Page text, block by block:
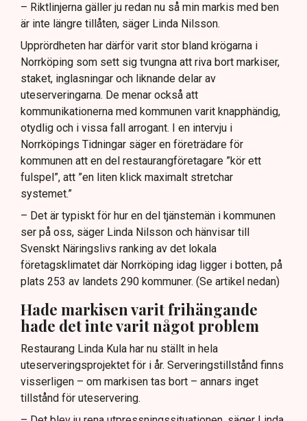
– Riktlinjerna gäller ju redan nu så min markis med ben
är inte längre tillåten, säger Linda Nilsson.
Upprördheten har därför varit stor bland krögarna i
Norrköping som sett sig tvungna att riva bort markiser,
staket, inglasningar och liknande delar av
uteserveringarna. De menar också att
kommunikationerna med kommunen varit knapphändig,
otydlig och i vissa fall arrogant. I en intervju i
Norrköpings Tidningar säger en företrädare för
kommunen att en del restaurangföretagare ”kör ett
fulspel”, att ”en liten klick maximalt stretchar
systemet.”
– Det är typiskt för hur en del tjänstemän i kommunen
ser på oss, säger Linda Nilsson och hänvisar till
Svenskt Näringslivs ranking av det lokala
företagsklimatet där Norrköping idag ligger i botten, på
plats 253 av landets 290 kommuner. (Se artikel nedan)
Hade markisen varit frihängande
hade det inte varit något problem
Restaurang Linda Kula har nu ställt in hela
uteserveringsprojektet för i år. Serveringstillstånd finns
visserligen – om markisen tas bort – annars inget
tillstånd för uteservering.